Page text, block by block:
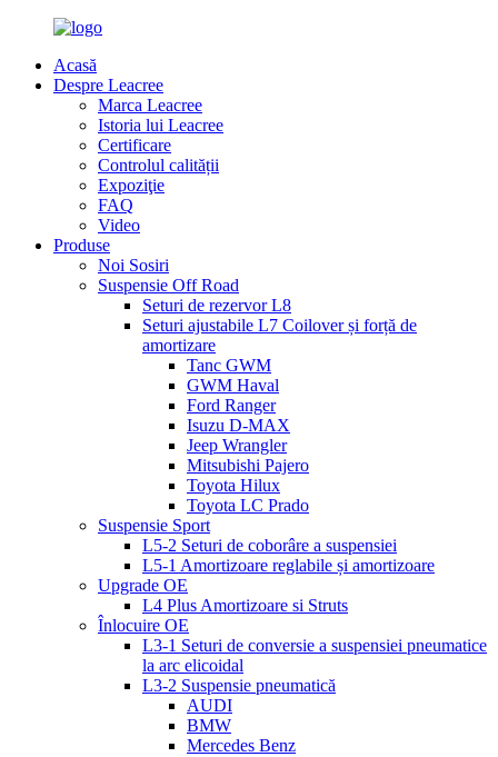
Acasă
Despre Leacree
Marca Leacree
Istoria lui Leacree
Certificare
Controlul calității
Expoziţie
FAQ
Video
Produse
Noi Sosiri
Suspensie Off Road
Seturi de rezervor L8
Seturi ajustabile L7 Coilover și forță de
amortizare
Tanc GWM
GWM Haval
Ford Ranger
Isuzu D-MAX
Jeep Wrangler
Mitsubishi Pajero
Toyota Hilux
Toyota LC Prado
Suspensie Sport
L5-2 Seturi de coborâre a suspensiei
L5-1 Amortizoare reglabile și amortizoare
Upgrade OE
L4 Plus Amortizoare si Struts
Înlocuire OE
L3-1 Seturi de conversie a suspensiei pneumatice
la arc elicoidal
L3-2 Suspensie pneumatică
AUDI
BMW
Mercedes Benz